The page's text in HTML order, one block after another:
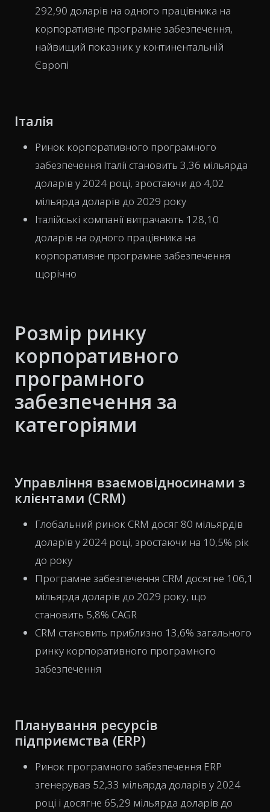
292,90 доларів на одного працівника на
корпоративне програмне забезпечення,
найвищий показник у континентальній
Європі
Італія
Ринок корпоративного програмного
забезпечення Італії становить 3,36 мільярда
доларів у 2024 році, зростаючи до 4,02
мільярда доларів до 2029 року
Італійські компанії витрачають 128,10
доларів на одного працівника на
корпоративне програмне забезпечення
щорічно
Розмір ринку
корпоративного
програмного
забезпечення за
категоріями
Управління взаємовідносинами з
клієнтами (CRM)
Глобальний ринок CRM досяг 80 мільярдів
доларів у 2024 році, зростаючи на 10,5% рік
до року
Програмне забезпечення CRM досягне 106,1
мільярда доларів до 2029 року, що
становить 5,8% CAGR
CRM становить приблизно 13,6% загального
ринку корпоративного програмного
забезпечення
Планування ресурсів
підприємства (ERP)
Ринок програмного забезпечення ERP
згенерував 52,33 мільярда доларів у 2024
році і досягне 65,29 мільярда доларів до